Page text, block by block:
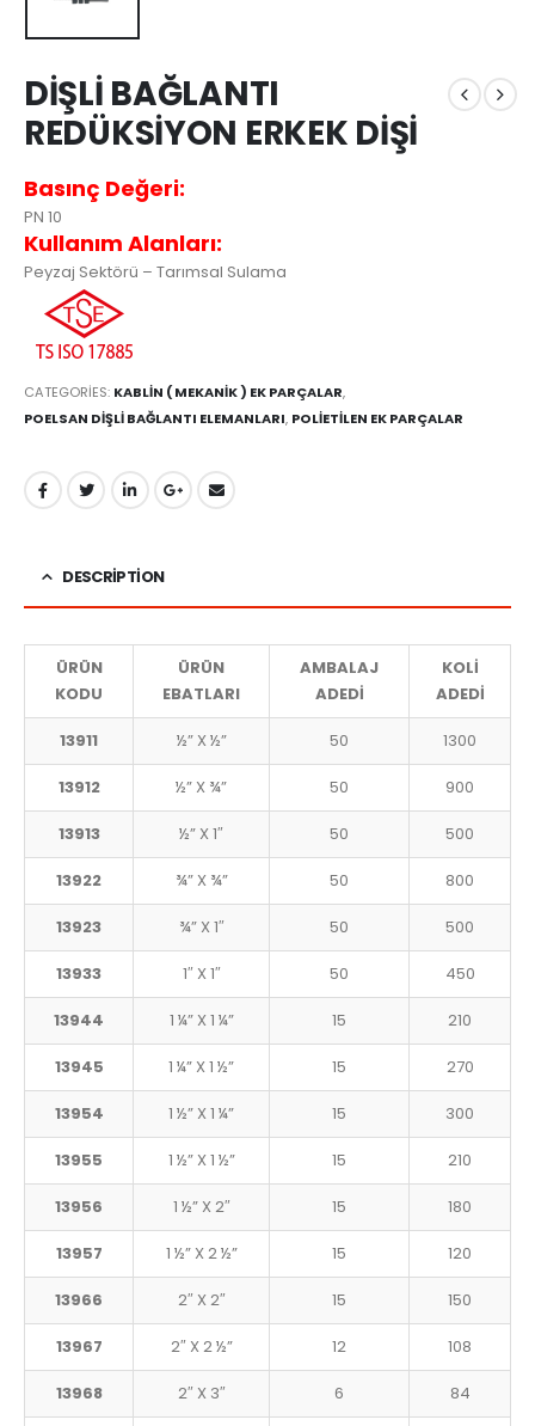
DİŞLİ BAĞLANTI
REDÜKSİYON ERKEK DİŞİ
Basınç Değeri:
PN 10
Kullanım Alanları:
Peyzaj Sektörü – Tarımsal Sulama
CATEGORIES: KABLİN ( MEKANİK ) EK PARÇALAR,
POELSAN DİŞLİ BAĞLANTI ELEMANLARI, POLİETİLEN EK PARÇALAR
DESCRIPTION
ÜRÜN
KODU
ÜRÜN
EBATLARI
AMBALAJ
ADEDİ
KOLİ
ADEDİ
13911 ½” X ½” 50 1300
13912 ½” X ¾” 50 900
13913 ½” X 1″ 50 500
13922 ¾” X ¾” 50 800
13923 ¾” X 1″ 50 500
13933 1″ X 1″ 50 450
13944 1 ¼” X 1 ¼” 15 210
13945 1 ¼” X 1 ½” 15 270
13954 1 ½” X 1 ¼” 15 300
13955 1 ½” X 1 ½” 15 210
13956 1 ½” X 2″ 15 180
13957 1 ½” X 2 ½” 15 120
13966 2″ X 2″ 15 150
13967 2″ X 2 ½” 12 108
13968 2″ X 3″ 6 84